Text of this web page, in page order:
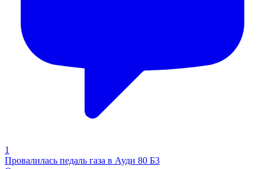
1
Провалилась педаль газа в Ауди 80 Б3